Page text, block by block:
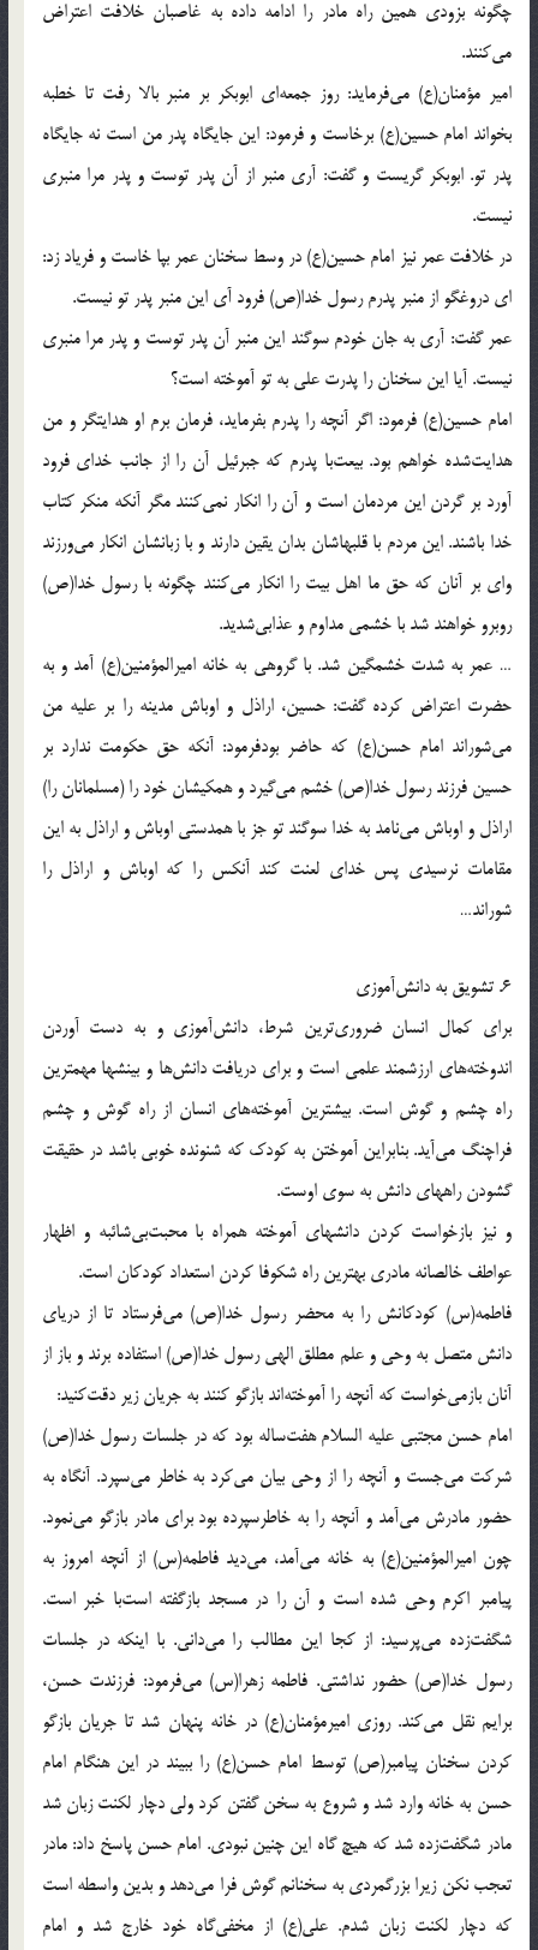
چگونه بزودى همين راه مادر را ادامه داده به غاصبان خلافت اعتراض
مى‌كنند.
امير مؤمنان(ع) مى‌فرمايد: روز جمعه‌اى ابوبكر بر منبر بالا رفت تا خطبه
بخواند امام حسين(ع) برخاست و فرمود: اين جايگاه پدر من است نه جايگاه
پدر تو. ابوبكر گريست و گفت: آرى منبر از آن پدر توست و پدر مرا منبرى
نيست.
در خلافت عمر نيز امام حسين(ع) در وسط سخنان عمر بپا خاست و فرياد زد:
اى دروغگو از منبر پدرم رسول خدا(ص) فرود آى اين منبر پدر تو نيست.
عمر گفت: آرى به جان خودم سوگند اين منبر آن پدر توست و پدر مرا منبرى
نيست. آيا اين سخنان را پدرت على به تو آموخته است؟
امام حسين(ع) فرمود: اگر آنچه را پدرم بفرمايد، فرمان برم او هدايتگر و من
هدايت‌شده خواهم بود. بيعت‌با پدرم كه جبرئيل آن را از جانب خداى فرود
آورد بر گردن اين مردمان است و آن را انكار نمى‌كنند مگر آنكه منكر كتاب
خدا باشند. اين مردم با قلبهاشان بدان يقين دارند و با زبانشان انكار مى‌ورزند
واى بر آنان كه حق ما اهل بيت را انكار مى‌كنند چگونه با رسول خدا(ص)
روبرو خواهند شد با خشمى مداوم و عذابى‌شديد.
… عمر به شدت خشمگين شد. با گروهى به خانه اميرالمؤمنين(ع) آمد و به
حضرت اعتراض كرده گفت: حسين، اراذل و اوباش مدينه را بر عليه من
مى‌شوراند امام حسن(ع) كه حاضر بودفرمود: آنكه حق حكومت ندارد بر
حسين فرزند رسول خدا(ص) خشم مى‌گيرد و همكيشان خود را (مسلمانان را)
اراذل و اوباش مى‌نامد به خدا سوگند تو جز با همدستى اوباش و اراذل به اين
مقامات نرسيدى پس خداى لعنت كند آنكس را كه اوباش و اراذل را
شوراند…
6. تشويق به دانش‌آموزى
براى كمال انسان ضرورى‌ترين شرط، دانش‌آموزى و به دست آوردن
اندوخته‌هاى ارزشمند علمى است و براى دريافت دانش‌ها و بينشها مهمترين
راه چشم و گوش است. بيشترين آموخته‌هاى انسان از راه گوش و چشم
فراچنگ مى‌آيد. بنابراين آموختن به كودك كه شنونده خوبى باشد در حقيقت
گشودن راههاى دانش به سوى اوست.
و نيز بازخواست كردن دانشهاى آموخته همراه با محبت‌بى‌شائبه و اظهار
عواطف خالصانه مادرى بهترين راه شكوفا كردن استعداد كودكان است.
فاطمه(س) كودكانش را به محضر رسول خدا(ص) مى‌فرستاد تا از درياى
دانش متصل به وحى و علم مطلق الهى رسول خدا(ص) استفاده برند و باز از
آنان بازمى‌خواست كه آنچه را آموخته‌اند بازگو كنند به جريان زير دقت‌كنيد:
امام حسن مجتبى عليه السلام هفت‌ساله بود كه در جلسات رسول خدا(ص)
شركت مى‌جست و آنچه را از وحى بيان مى‌كرد به خاطر مى‌سپرد. آنگاه به
حضور مادرش مى‌آمد و آنچه را به خاطرسپرده بود براى مادر بازگو مى‌نمود.
چون اميرالمؤمنين(ع) به خانه مى‌آمد، مى‌ديد فاطمه(س) از آنچه امروز به
پيامبر اكرم وحى شده است و آن را در مسجد بازگفته است‌با خبر است.
شگفت‌زده مى‌پرسيد: از كجا اين مطالب را مى‌دانى. با اينكه در جلسات
رسول خدا(ص) حضور نداشتى. فاطمه زهرا(س) مى‌فرمود: فرزندت حسن،
برايم نقل مى‌كند. روزى اميرمؤمنان(ع) در خانه پنهان شد تا جريان بازگو
كردن سخنان پيامبر(ص) توسط امام حسن(ع) را ببيند در اين هنگام امام
حسن به خانه وارد شد و شروع به سخن گفتن كرد ولى دچار لكنت زبان شد
مادر شگفت‌زده شد كه هيچ گاه اين چنين نبودى. امام حسن پاسخ داد: مادر
تعجب نكن زيرا بزرگمردى به سخنانم گوش فرا مى‌دهد و بدين واسطه است
كه دچار لكنت زبان شدم. على(ع) از مخفى‌گاه خود خارج شد و امام